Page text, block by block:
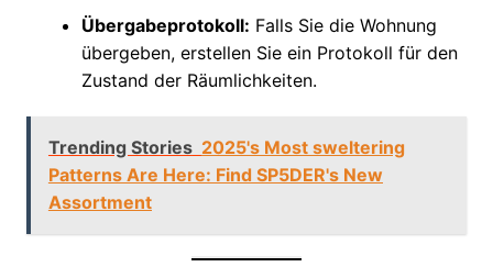
Übergabeprotokoll: Falls Sie die Wohnung
übergeben, erstellen Sie ein Protokoll für den
Zustand der Räumlichkeiten.
Trending Stories 2025's Most sweltering
Patterns Are Here: Find SP5DER's New
Assortment